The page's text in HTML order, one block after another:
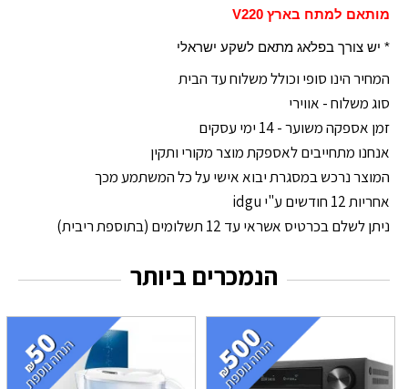
מותאם למתח בארץ 220 V
* יש צורך בפלאג מתאם לשקע ישראלי
המחיר הינו סופי וכולל משלוח עד הבית
סוג משלוח - אווירי
זמן אספקה משוער - 14 ימי עסקים
אנחנו מתחייבים לאספקת מוצר מקורי ותקין
המוצר נרכש במסגרת יבוא אישי על כל המשתמע מכך
אחריות 12 חודשים ע"י idgu
ניתן לשלם בכרטיס אשראי עד 12 תשלומים (בתוספת ריבית)
הנמכרים ביותר